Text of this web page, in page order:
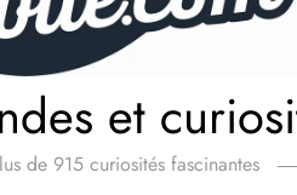
et
de 915 curiosités fascinantes